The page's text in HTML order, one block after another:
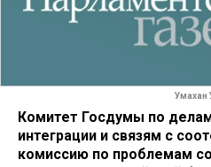
Умахан
Комитет Госдумы по
интеграции и связям с
комиссию по проблемам